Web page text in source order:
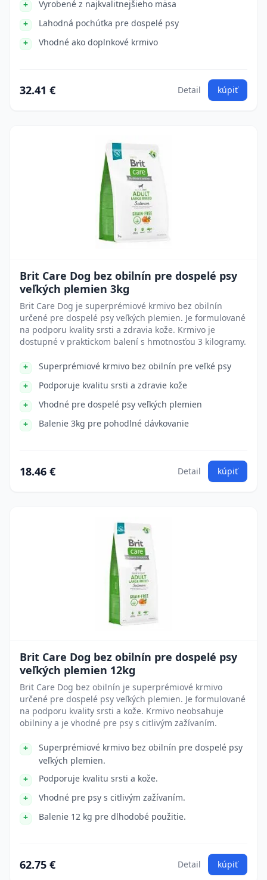
Vyrobené z najkvalitnejšieho mäsa
Lahodná pochúťka pre dospelé psy
Vhodné ako doplnkové krmivo
32.41 € Detail kúpiť
Brit Care Dog bez obilnín pre dospelé psy
veľkých plemien 3kg
Brit Care Dog je superprémiové krmivo bez obilnín
určené pre dospelé psy veľkých plemien. Je formulované
na podporu kvality srsti a zdravia kože. Krmivo je
dostupné v praktickom balení s hmotnosťou 3 kilogramy.
Superprémiové krmivo bez obilnín pre veľké psy
Podporuje kvalitu srsti a zdravie kože
Vhodné pre dospelé psy veľkých plemien
Balenie 3kg pre pohodlné dávkovanie
18.46 € Detail kúpiť
Brit Care Dog bez obilnín pre dospelé psy
veľkých plemien 12kg
Brit Care Dog bez obilnín je superprémiové krmivo
určené pre dospelé psy veľkých plemien. Je formulované
na podporu kvality srsti a kože. Krmivo neobsahuje
obilniny a je vhodné pre psy s citlivým zažívaním.
Superprémiové krmivo bez obilnín pre dospelé psy
veľkých plemien.
Podporuje kvalitu srsti a kože.
Vhodné pre psy s citlivým zažívaním.
Balenie 12 kg pre dlhodobé použitie.
62.75 € Detail kúpiť